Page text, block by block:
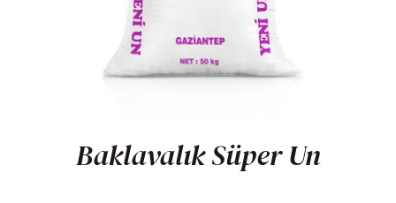
Baklavalık Süper Un